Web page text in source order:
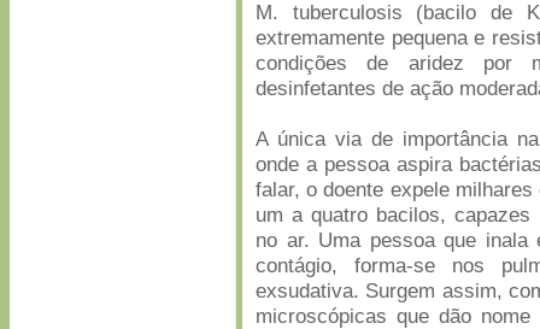
M. tuberculosis (bacilo de
extremamente pequena e
condições de aridez por
desinfetantes de ação
A única via de importância
onde a pessoa aspira
falar, o doente expele
um a quatro bacilos,
no ar. Uma pessoa que
contágio, forma-se nos
exsudativa. Surgem assim,
microscópicas que dão